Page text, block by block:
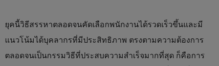
ยุคนี้วิธีสรรหาตลอดจนคัดเลือกพนักงานได้รวดเร็วขึ้นและมี
แนวโน้มได้บุคลากรที่มีประสิทธิภาพ ตรงตามความต้องการ
ตลอดจนเป็นกรรมวิธีที่ประสบความสำเร็จมากที่สุด ก็คือการ